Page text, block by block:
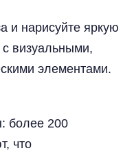
и нарисуйте яркую
визуальными,
элементами.
более 200
что